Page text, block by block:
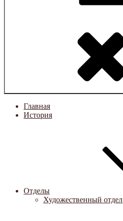
Главная
История
Отделы
Художественный отдел